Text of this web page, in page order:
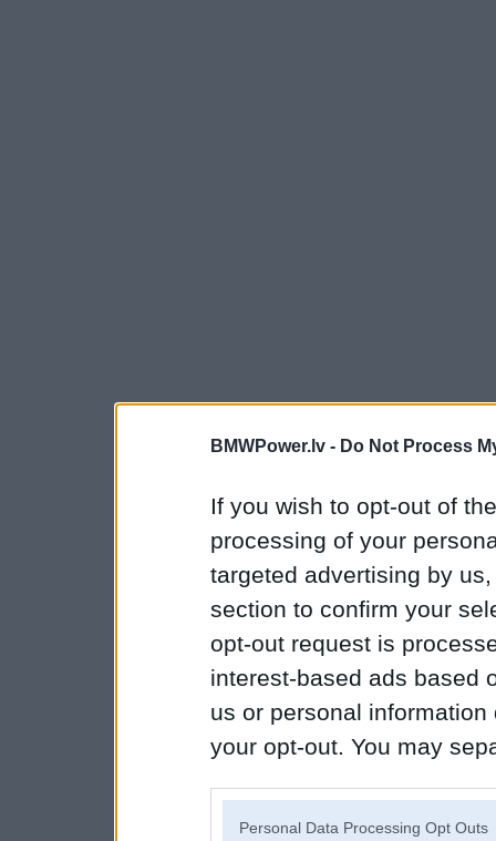
BMWPower.lv - Do Not Process
If you wish to opt-out of
processing of your
targeted advertising by
section to confirm your
opt-out request is
interest-based ads based
us or personal
your opt-out. You may
Personal Data Processing Opt Outs